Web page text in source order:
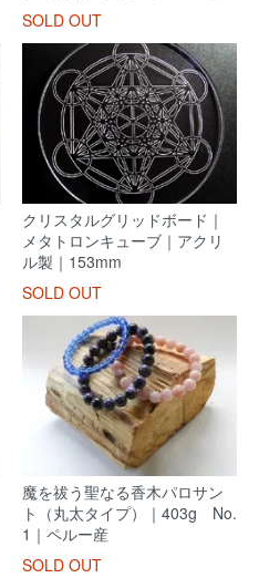
SOLD OUT
クリスタルグリッドボード｜
メタトロンキューブ｜アクリ
ル製｜153mm
SOLD OUT
魔を祓う聖なる香木パロサン
ト（丸太タイプ）｜403g No.
1｜ペルー産
SOLD OUT